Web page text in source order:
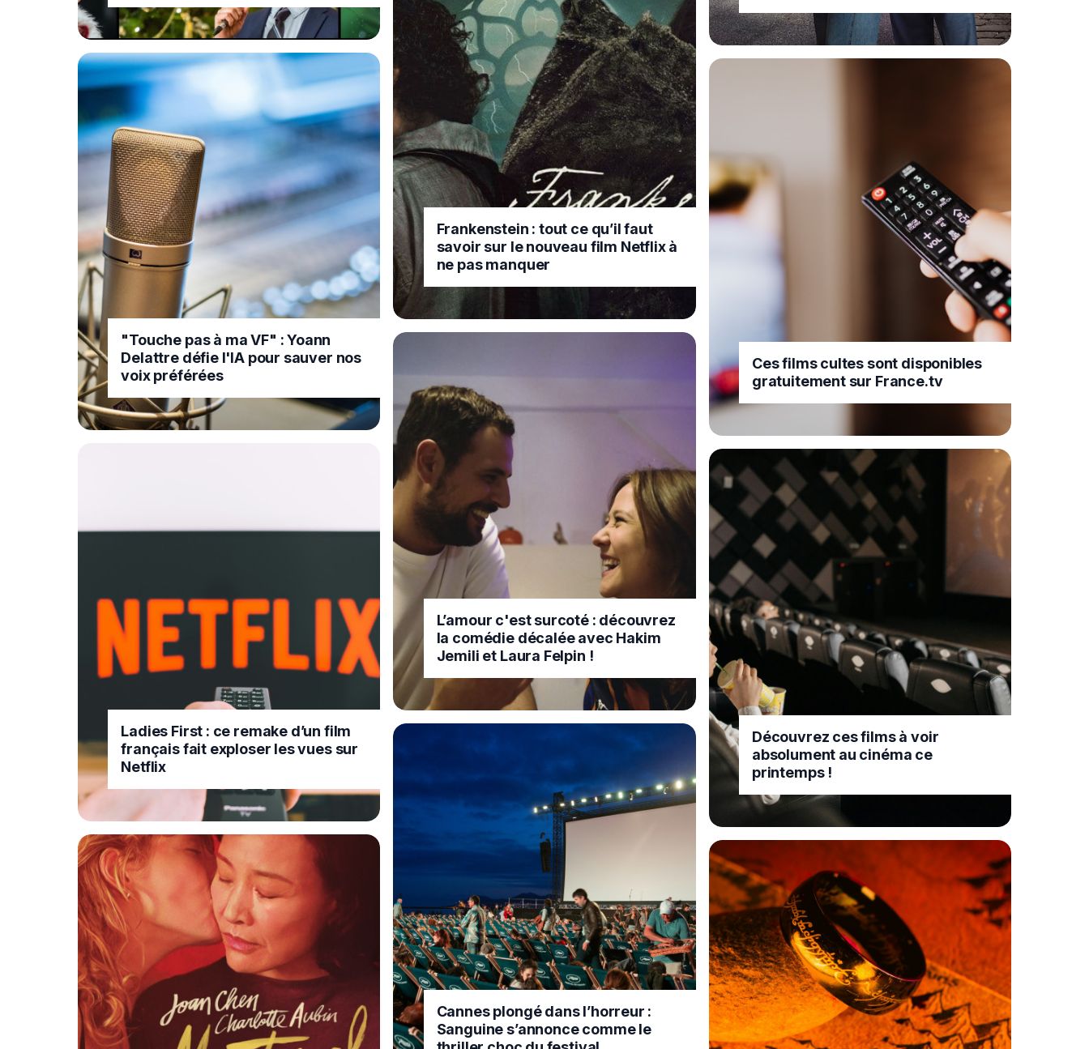
"Touche pas à ma VF" : Yoann
Delattre défie l'IA pour sauver nos
voix préférées
Ladies First : ce remake d’un film
français fait exploser les vues sur
Netflix
Frankenstein : tout ce qu’il faut
savoir sur le nouveau film Netflix à
ne pas manquer
L’amour c'est surcoté : découvrez
la comédie décalée avec Hakim
Jemili et Laura Felpin !
Cannes plongé dans l’horreur :
Sanguine s’annonce comme le
Ces films cultes sont disponibles
gratuitement sur France.tv
Découvrez ces films à voir
absolument au cinéma ce
printemps !